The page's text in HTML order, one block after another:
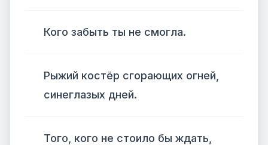
Кого забыть ты не смогла.
Рыжий костёр сгорающих огней,
синеглазых дней.
Того, кого не стоило бы ждать,